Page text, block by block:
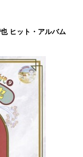
ヒット・アルバム